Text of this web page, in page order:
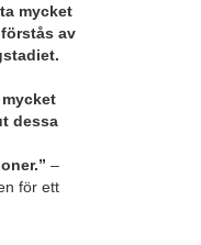
mycket
av
dessa
–
för ett